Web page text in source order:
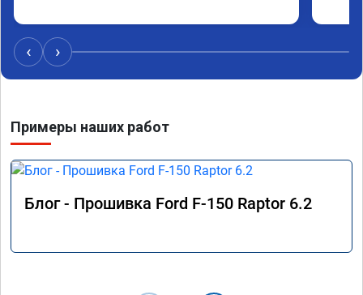
‹ ›
Примеры наших работ
Блог - Прошивка Ford F-150 Raptor 6.2